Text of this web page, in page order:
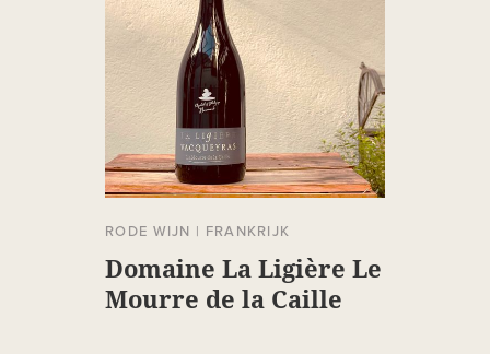
RODE WIJN | FRANKRIJK
Domaine La Ligière Le
Mourre de la Caille